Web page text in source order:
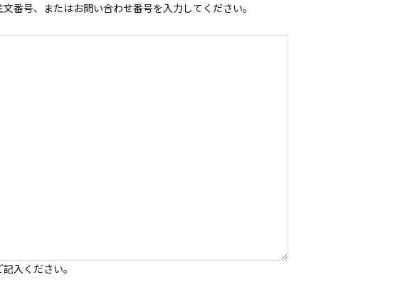
番号、またはお問い合わせ番号を入力してください。
入ください。